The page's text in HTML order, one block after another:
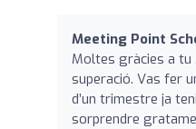
Meeting Point
Moltes gràcies a tu
superació. Vas fer
d’un trimestre ja
sorprendre